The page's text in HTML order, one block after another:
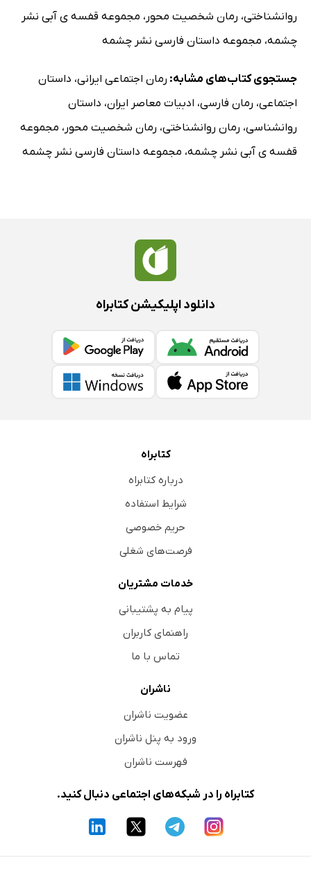
روانشناختی، رمان شخصیت محور ، مجموعه قفسه ی آبی نشر
چشمه، مجموعه داستان فارسی نشر چشمه
جستجوی کتاب‌های مشابه: رمان اجتماعی ایرانی، داستان
اجتماعی، رمان فارسی، ادبیات معاصر ایران، داستان
روانشناسی، رمان روانشناختی، رمان شخصیت محور ، مجموعه
قفسه ی آبی نشر چشمه، مجموعه داستان فارسی نشر چشمه
دانلود اپلیکیشن کتابراه
کتابراه
درباره کتابراه
شرایط استفاده
حریم خصوصی
فرصت‌های شغلی
خدمات مشتریان
پیام به پشتیبانی
راهنمای کاربران
تماس با ما
ناشران
عضویت ناشران
ورود به پنل ناشران
فهرست ناشران
کتابراه را در شبکه‌های اجتماعی دنبال کنید.